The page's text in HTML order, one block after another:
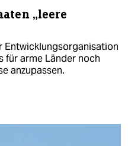
„leere
Entwicklungsorganisation
für arme Länder noch
anzupassen.